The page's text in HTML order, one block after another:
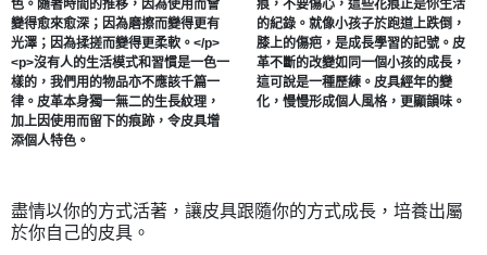
色。隨著時間的推移，因為使用而會
變得愈來愈深；因為磨擦而變得更有
光澤；因為揉搓而變得更柔軟。</p>
<p>沒有人的生活模式和習慣是一色一
樣的，我們用的物品亦不應該千篇一
律。皮革本身獨一無二的生長紋理，
加上因使用而留下的痕跡，令皮具增
添個人特色。
痕，不要傷心，這些花痕正是你生活
的紀錄。就像小孩子於跑道上跌倒，
膝上的傷疤，是成長學習的記號。皮
革不斷的改變如同一個小孩的成長，
這可說是一種歷練。皮具經年的變
化，慢慢形成個人風格，更顯韻味。
盡情以你的方式活著，讓皮具跟隨你的方式成長，培養出屬
於你自己的皮具。